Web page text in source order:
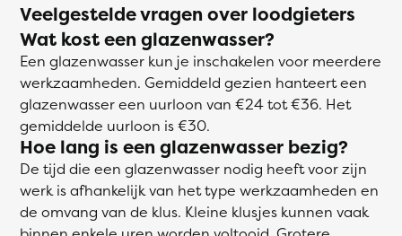
Veelgestelde vragen over loodgieters
Wat kost een glazenwasser?
Een glazenwasser kun je inschakelen voor meerdere
werkzaamheden. Gemiddeld gezien hanteert een
glazenwasser een uurloon van €24 tot €36. Het
gemiddelde uurloon is €30.
Hoe lang is een glazenwasser bezig?
De tijd die een glazenwasser nodig heeft voor zijn
werk is afhankelijk van het type werkzaamheden en
de omvang van de klus. Kleine klusjes kunnen vaak